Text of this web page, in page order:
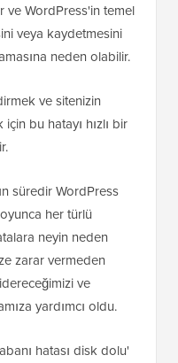
ve WordPress'in temel
veya kaydetmesini
neden olabilir.
ve sitenizin
bu hatayı hızlı bir
süredir WordPress
her türlü
neyin neden
zarar vermeden
ve
yardımcı oldu.
hatası disk dolu'